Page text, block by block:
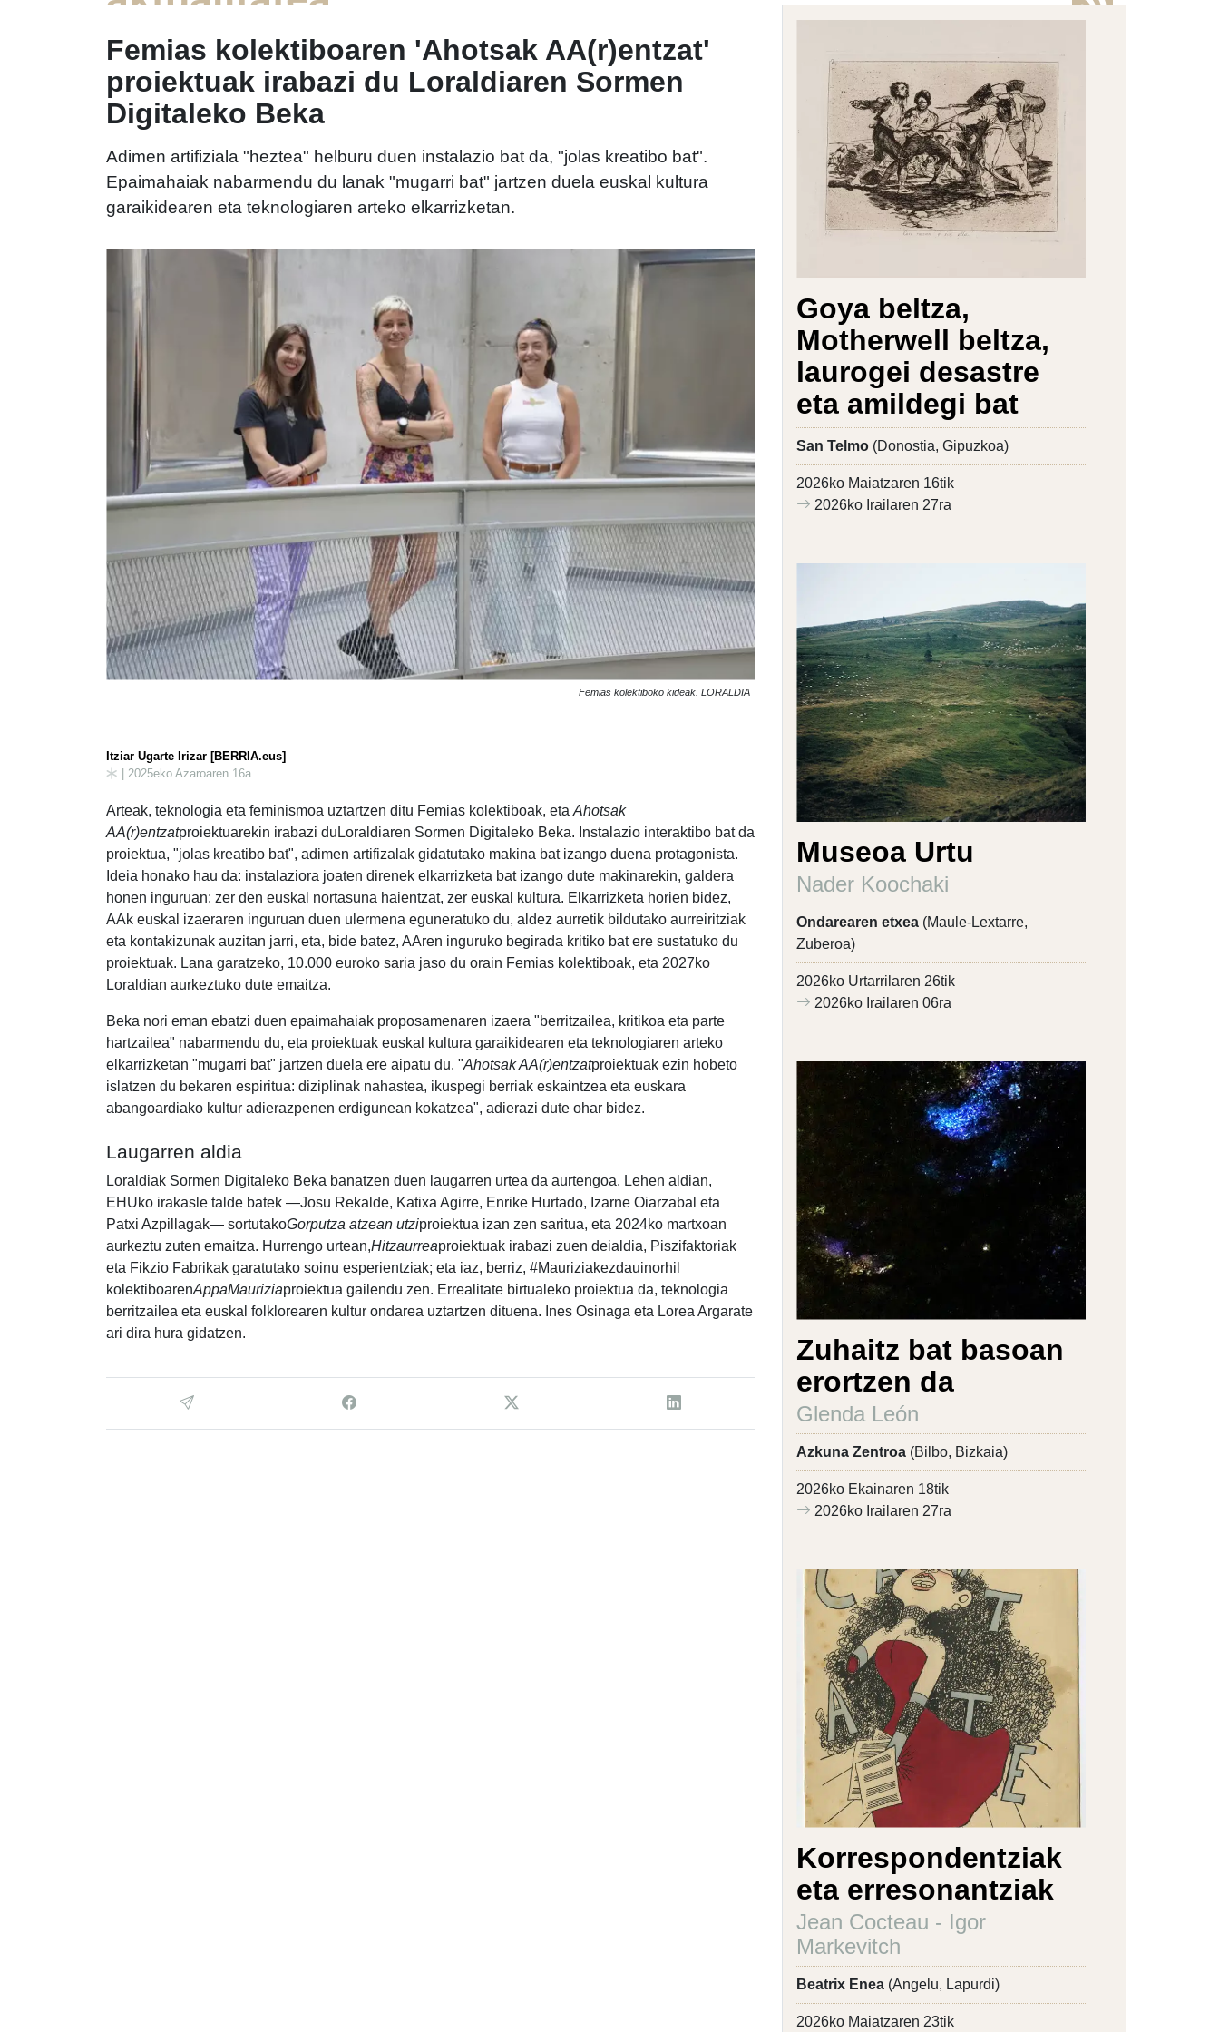
Femias kolektiboaren 'Ahotsak AA(r)entzat'
proiektuak irabazi du Loraldiaren Sormen
Digitaleko Beka
Adimen artifiziala "heztea" helburu duen instalazio bat da, "jolas kreatibo bat".
Epaimahaiak nabarmendu du lanak "mugarri bat" jartzen duela euskal kultura
garaikidearen eta teknologiaren arteko elkarrizketan.
Femias kolektiboko kideak. LORALDIA
Itziar Ugarte Irizar [BERRIA.eus]
| 2025eko Azaroaren 16a
Arteak, teknologia eta feminismoa uztartzen ditu Femias kolektiboak, eta Ahotsak
AA(r)entzatproiektuarekin irabazi duLoraldiaren Sormen Digitaleko Beka. Instalazio interaktibo bat da
proiektua, "jolas kreatibo bat", adimen artifizalak gidatutako makina bat izango duena protagonista.
Ideia honako hau da: instalaziora joaten direnek elkarrizketa bat izango dute makinarekin, galdera
honen inguruan: zer den euskal nortasuna haientzat, zer euskal kultura. Elkarrizketa horien bidez,
AAk euskal izaeraren inguruan duen ulermena eguneratuko du, aldez aurretik bildutako aurreiritziak
eta kontakizunak auzitan jarri, eta, bide batez, AAren inguruko begirada kritiko bat ere sustatuko du
proiektuak. Lana garatzeko, 10.000 euroko saria jaso du orain Femias kolektiboak, eta 2027ko
Loraldian aurkeztuko dute emaitza.
Beka nori eman ebatzi duen epaimahaiak proposamenaren izaera "berritzailea, kritikoa eta parte
hartzailea" nabarmendu du, eta proiektuak euskal kultura garaikidearen eta teknologiaren arteko
elkarrizketan "mugarri bat" jartzen duela ere aipatu du. "Ahotsak AA(r)entzatproiektuak ezin hobeto
islatzen du bekaren espiritua: diziplinak nahastea, ikuspegi berriak eskaintzea eta euskara
abangoardiako kultur adierazpenen erdigunean kokatzea", adierazi dute ohar bidez.
Laugarren aldia
Loraldiak Sormen Digitaleko Beka banatzen duen laugarren urtea da aurtengoa. Lehen aldian,
EHUko irakasle talde batek —Josu Rekalde, Katixa Agirre, Enrike Hurtado, Izarne Oiarzabal eta
Patxi Azpillagak— sortutakoGorputza atzean utziproiektua izan zen saritua, eta 2024ko martxoan
aurkeztu zuten emaitza. Hurrengo urtean,Hitzaurreaproiektuak irabazi zuen deialdia, Piszifaktoriak
eta Fikzio Fabrikak garatutako soinu esperientziak; eta iaz, berriz, #Mauriziakezdauinorhil
kolektiboarenAppaMauriziaproiektua gailendu zen. Errealitate birtualeko proiektua da, teknologia
berritzailea eta euskal folklorearen kultur ondarea uztartzen dituena. Ines Osinaga eta Lorea Argarate
ari dira hura gidatzen.
Goya beltza,
Motherwell beltza,
laurogei desastre
eta amildegi bat
San Telmo (Donostia, Gipuzkoa)
2026ko Maiatzaren 16tik
2026ko Irailaren 27ra
Museoa Urtu
Nader Koochaki
Ondarearen etxea (Maule-Lextarre,
Zuberoa)
2026ko Urtarrilaren 26tik
2026ko Irailaren 06ra
Zuhaitz bat basoan
erortzen da
Glenda León
Azkuna Zentroa (Bilbo, Bizkaia)
2026ko Ekainaren 18tik
2026ko Irailaren 27ra
Korrespondentziak
eta erresonantziak
Jean Cocteau - Igor
Markevitch
Beatrix Enea (Angelu, Lapurdi)
2026ko Maiatzaren 23tik